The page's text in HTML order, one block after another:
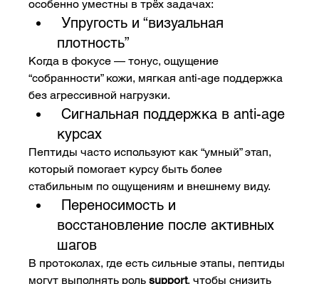
особенно уместны в трёх задачах:
Упругость и “визуальная
плотность”
Когда в фокусе — тонус, ощущение
“собранности” кожи, мягкая anti-age поддержка
без агрессивной нагрузки.
Сигнальная поддержка в anti-age
курсах
Пептиды часто используют как “умный” этап,
который помогает курсу быть более
стабильным по ощущениям и внешнему виду.
восстановление после активных
шагов
В протоколах, где есть сильные этапы, пептиды
могут выполнять роль support, чтобы снизить